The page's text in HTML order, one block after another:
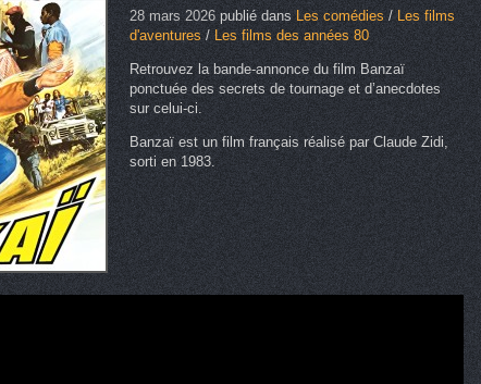
28 mars 2026publié dansLes comédies/ Les films
d'aventures/ Les films des années 80
Retrouvez la bande-annonce du film Banzaï
ponctuée des secrets de tournage et d’anecdotes
sur celui-ci.
Banzaï est un film français réalisé par Claude Zidi,
sorti en 1983.